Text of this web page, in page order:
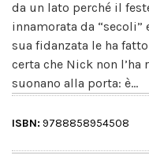
da un lato perché il
innamorata da
sua fidanzata le ha
certa che Nick non
suonano alla porta: è…
ISBN: 9788858954508